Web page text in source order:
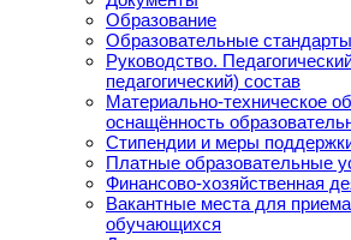
Образование
Образовательные
Руководство.
педагогический) состав
Материально-техническое
оснащённость
Стипендии и меры
Платные образовательные
Финансово-хозяйственная
Вакантные места для
обучающихся